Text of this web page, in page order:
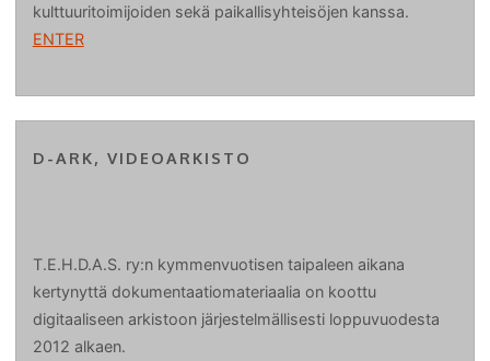
kulttuuritoimijoiden sekä paikallisyhteisöjen kanssa.
ENTER
D-ARK, VIDEOARKISTO
T.E.H.D.A.S. ry:n kymmenvuotisen taipaleen aikana
kertynyttä dokumentaatiomateriaalia on koottu
digitaaliseen arkistoon järjestelmällisesti loppuvuodesta
2012 alkaen.